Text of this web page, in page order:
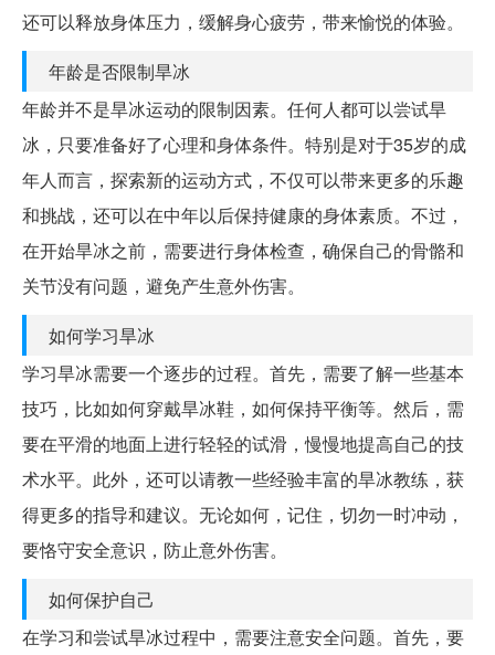
还可以释放身体压力，缓解身心疲劳，带来愉悦的体验。
年龄是否限制旱冰
年龄并不是旱冰运动的限制因素。任何人都可以尝试旱
冰，只要准备好了心理和身体条件。特别是对于35岁的成
年人而言，探索新的运动方式，不仅可以带来更多的乐趣
和挑战，还可以在中年以后保持健康的身体素质。不过，
在开始旱冰之前，需要进行身体检查，确保自己的骨骼和
关节没有问题，避免产生意外伤害。
如何学习旱冰
学习旱冰需要一个逐步的过程。首先，需要了解一些基本
技巧，比如如何穿戴旱冰鞋，如何保持平衡等。然后，需
要在平滑的地面上进行轻轻的试滑，慢慢地提高自己的技
术水平。此外，还可以请教一些经验丰富的旱冰教练，获
得更多的指导和建议。无论如何，记住，切勿一时冲动，
要恪守安全意识，防止意外伤害。
如何保护自己
在学习和尝试旱冰过程中，需要注意安全问题。首先，要